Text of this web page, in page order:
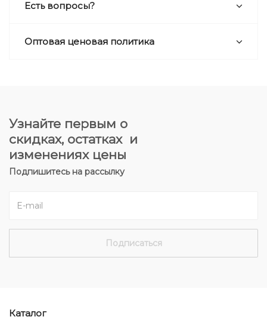
Есть вопросы?
Оптовая ценовая политика
Узнайте первым о
скидках, остатках и
изменениях цены
Подпишитесь на рассылку
Каталог